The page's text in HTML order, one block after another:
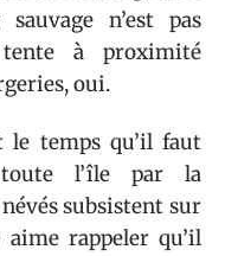
n’est pas
à proximité
oui.
le temps qu’il faut
l’île par la
subsistent sur
rappeler qu’il